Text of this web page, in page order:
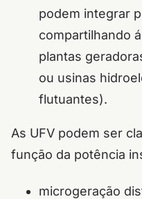
podem integrar
compartilhando
plantas
ou usinas
flutuantes).
As UFV podem ser
função da potência
microgeração